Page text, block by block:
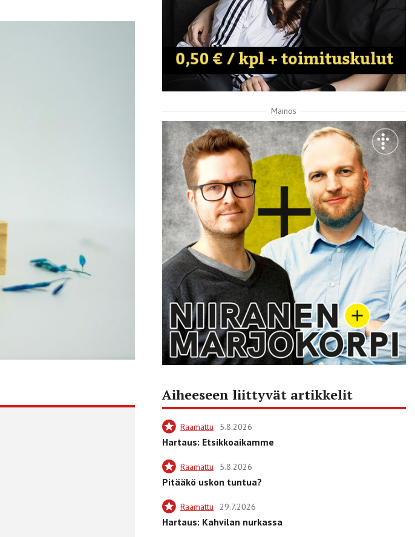
Mainos
Aiheeseen liittyvät artikkelit
Raamattu 5.8.2026
Hartaus: Etsikkoaikamme
Raamattu 5.8.2026
Pitääkö uskon tuntua?
Raamattu 29.7.2026
Hartaus: Kahvilan nurkassa